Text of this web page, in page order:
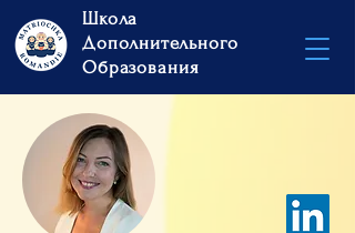
Школа
Дополнительного
Образования